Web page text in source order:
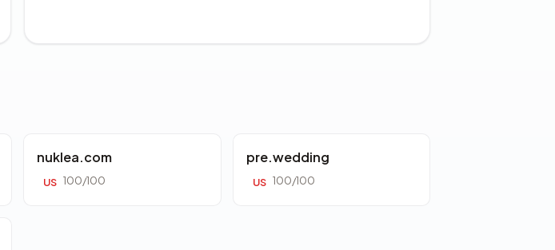
nuklea.com
US 100/100
pre.wedding
US 100/100